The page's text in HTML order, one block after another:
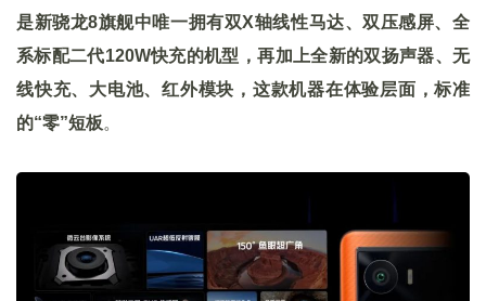
是新骁龙8旗舰中唯一拥有双X轴线性马达、双压感屏、全
系标配二代120W快充的机型，再加上全新的双扬声器、无
线快充、大电池、红外模块，这款机器在体验层面，标准
的“零”短板。